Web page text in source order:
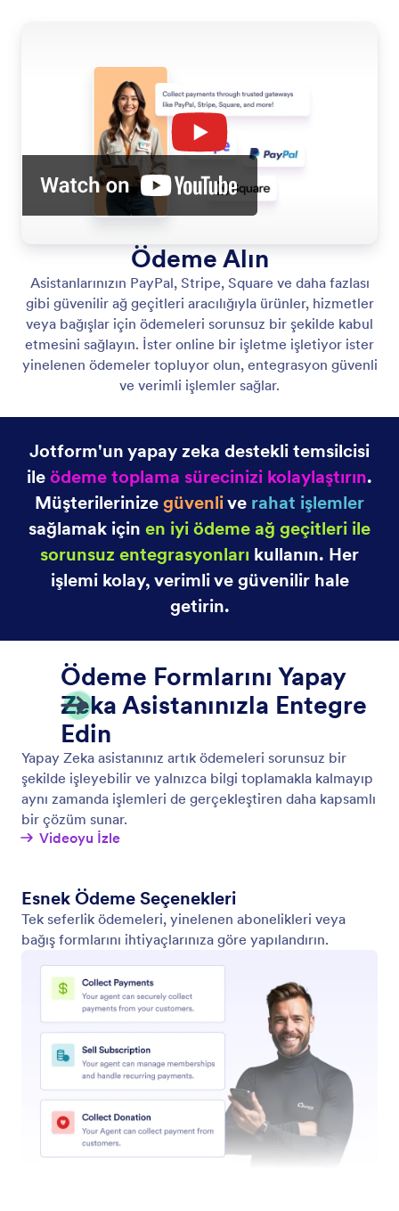
Ödeme Alın
Asistanlarınızın PayPal, Stripe, Square ve daha fazlası
gibi güvenilir ağ geçitleri aracılığıyla ürünler, hizmetler
veya bağışlar için ödemeleri sorunsuz bir şekilde kabul
etmesini sağlayın. İster online bir işletme işletiyor ister
yinelenen ödemeler topluyor olun, entegrasyon güvenli
ve verimli işlemler sağlar.
Jotform'un yapay zeka destekli temsilcisi
ileödeme toplama sürecinizi kolaylaştırın.
Müşterilerinizegüvenlive rahat işlemler
sağlamak için en iyi ödeme ağ geçitleri ile
sorunsuz entegrasyonları kullanın. Her
işlemi kolay, verimli ve güvenilir hale
getirin.
Ödeme Formlarını Yapay
Zeka Asistanınızla Entegre
Edin
Yapay Zeka asistanınız artık ödemeleri sorunsuz bir
şekilde işleyebilir ve yalnızca bilgi toplamakla kalmayıp
aynı zamanda işlemleri de gerçekleştiren daha kapsamlı
bir çözüm sunar.
Videoyu İzle
Esnek Ödeme Seçenekleri
Tek seferlik ödemeleri, yinelenen abonelikleri veya
bağış formlarını ihtiyaçlarınıza göre yapılandırın.